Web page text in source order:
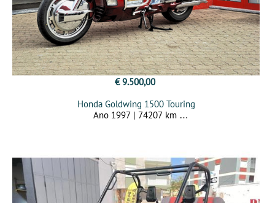
€ 9.500,00
Honda Goldwing 1500 Touring
Ano 1997 | 74207 km